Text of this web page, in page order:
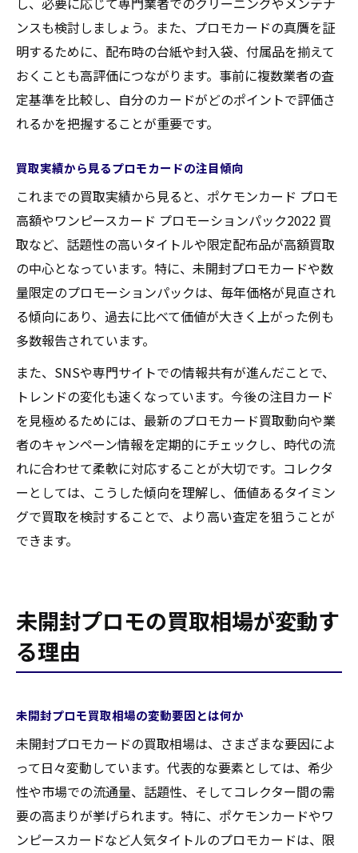
ンスも検討しましょう。また、プロモカードの真贋を証
明するために、配布時の台紙や封入袋、付属品を揃えて
おくことも高評価につながります。事前に複数業者の査
定基準を比較し、自分のカードがどのポイントで評価さ
れるかを把握することが重要です。
買取実績から見るプロモカードの注目傾向
これまでの買取実績から見ると、ポケモンカード プロモ
高額やワンピースカード プロモーションパック2022 買
取など、話題性の高いタイトルや限定配布品が高額買取
の中心となっています。特に、未開封プロモカードや数
量限定のプロモーションパックは、毎年価格が見直され
る傾向にあり、過去に比べて価値が大きく上がった例も
多数報告されています。
また、SNSや専門サイトでの情報共有が進んだことで、
トレンドの変化も速くなっています。今後の注目カード
を見極めるためには、最新のプロモカード買取動向や業
者のキャンペーン情報を定期的にチェックし、時代の流
れに合わせて柔軟に対応することが大切です。コレクタ
ーとしては、こうした傾向を理解し、価値あるタイミン
グで買取を検討することで、より高い査定を狙うことが
できます。
未開封プロモの買取相場が変動す
る理由
未開封プロモ買取相場の変動要因とは何か
未開封プロモカードの買取相場は、さまざまな要因によ
って日々変動しています。代表的な要素としては、希少
性や市場での流通量、話題性、そしてコレクター間の需
要の高まりが挙げられます。特に、ポケモンカードやワ
ンピースカードなど人気タイトルのプロモカードは、限